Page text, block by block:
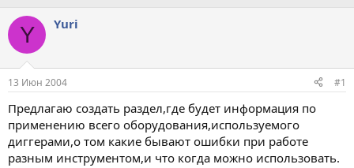
т
о
т
е
м
ы
т
ч
а
л
Y Yuri
13 Июн 2004 #1
Предлагаю создать раздел,где будет информация по
применению всего оборудования,используемого
диггерами,о том какие бывают ошибки при работе
разным инструментом,и что когда можно использовать.